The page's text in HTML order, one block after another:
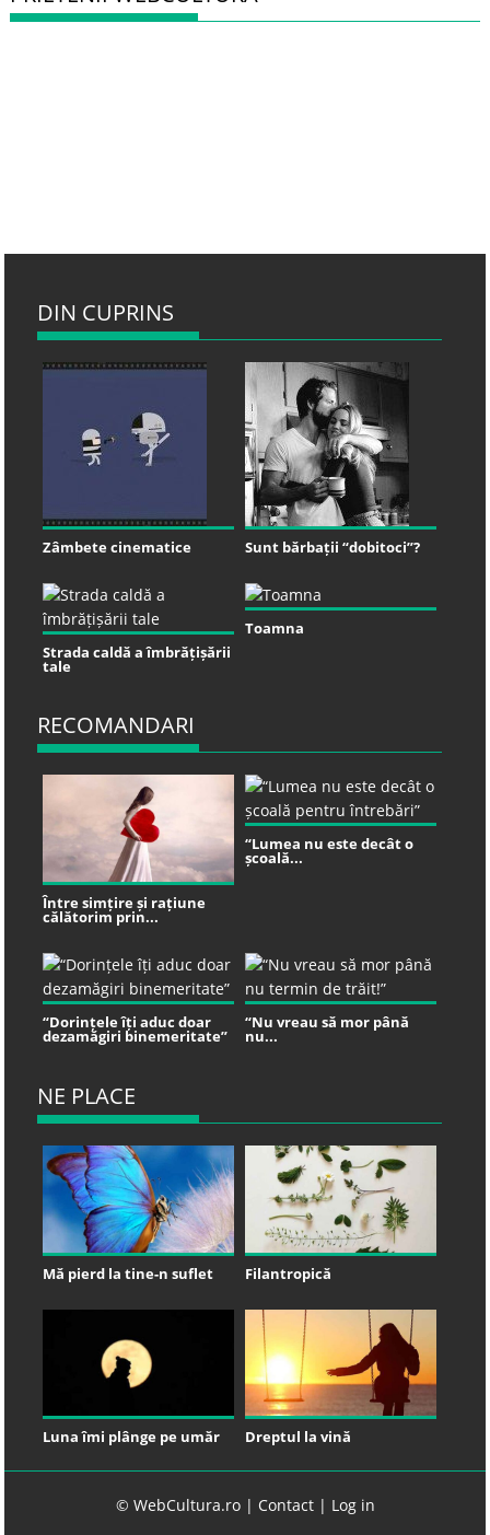
DIN CUPRINS
Zâmbete cinematice Sunt bărbații “dobitoci”?
Strada caldă a îmbrățișării
tale
Toamna
RECOMANDARI
Între simțire și rațiune
călătorim prin...
“Lumea nu este decât o
școală...
“Dorințele îți aduc doar
dezamăgiri binemeritate”
“Nu vreau să mor până
nu...
NE PLACE
Mă pierd la tine-n suflet Filantropică
Luna îmi plânge pe umăr Dreptul la vină
© WebCultura.ro | Contact| Log in